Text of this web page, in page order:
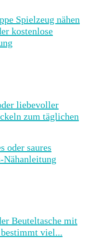
liebevoller
zum täglichen
Beuteltasche mit
viel...